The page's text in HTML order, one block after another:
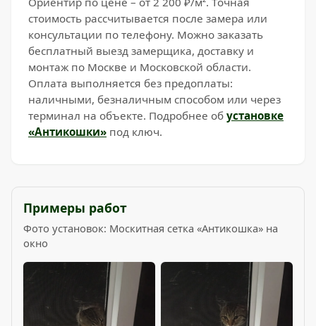
стоимость рассчитывается после замера или
консультации по телефону. Можно заказать
бесплатный выезд замерщика, доставку и
монтаж по Москве и Московской области.
Оплата выполняется без предоплаты:
наличными, безналичным способом или через
терминал на объекте. Подробнее об установке
«Антикошки» под ключ.
Примеры работ
Фото установок: Москитная сетка «Антикошка» на
окно